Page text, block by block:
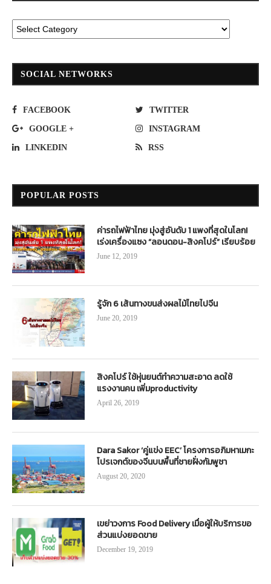
SOCIAL NETWORKS
FACEBOOK TWITTER
GOOGLE + INSTAGRAM
LINKEDIN RSS
POPULAR POSTS
ค่ารถไฟฟ้าไทย มุ่งสู่อันดับ 1 แพงที่สุดในโลก!
เร่งเครื่องแซง “ลอนดอน-สิงคโปร์” เรียบร้อย
June 12, 2019
รู้จัก 6 เส้นทางขนส่งผลไม้ไทยไปจีน
June 20, 2019
สิงคโปร์ ใช้หุ่นยนต์ทำความสะอาด ลดใช้
แรงงานคน เพิ่มproductivity
April 26, 2019
Dara Sakor ‘คู่แข่ง EEC’ โครงการอภิมหาเมกะ
โปรเจกต์ของจีนบนพื้นที่ชายฝั่งกัมพูชา
August 20, 2020
เขย่าวงการ Food Delivery เมื่อผู้ให้บริการขอ
ส่วนแบ่งยอดขาย
December 19, 2019